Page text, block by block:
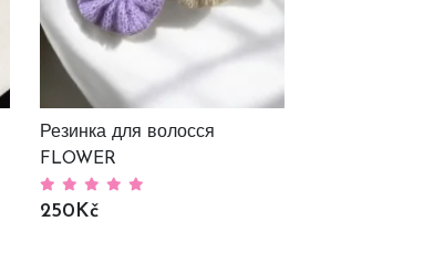
Резинка для волосся
FLOWER
250Kč